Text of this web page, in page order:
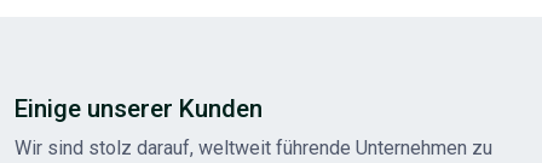
Einige unserer Kunden
Wir sind stolz darauf, weltweit führende Unternehmen zu